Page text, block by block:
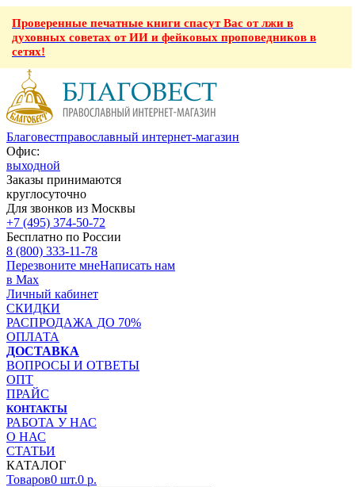
Проверенные печатные книги спасут Вас от лжи в
духовных советах от ИИ и фейковых проповедников в
сетях!
Благовестправославный интернет-магазин
Офис:
выходной
Заказы принимаются
круглосуточно
Для звонков из Москвы
+7 (495) 374-50-72
Бесплатно по России
8 (800) 333-11-78
Перезвоните мнеНаписать нам
в Max
Личный кабинет
СКИДКИ
РАСПРОДАЖА ДО 70%
ОПЛАТА
ДОСТАВКА
ВОПРОСЫ И ОТВЕТЫ
ОПТ
ПРАЙС
КОНТАКТЫ
РАБОТА У НАС
О НАС
СТАТЬИ
КАТАЛОГ
Товаров0 шт.0 р.